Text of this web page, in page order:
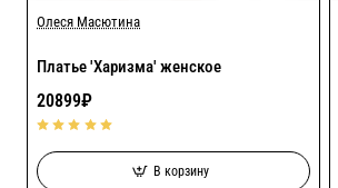
Олеся Масютина
Платье 'Харизма' женское
20899₽
В корзину